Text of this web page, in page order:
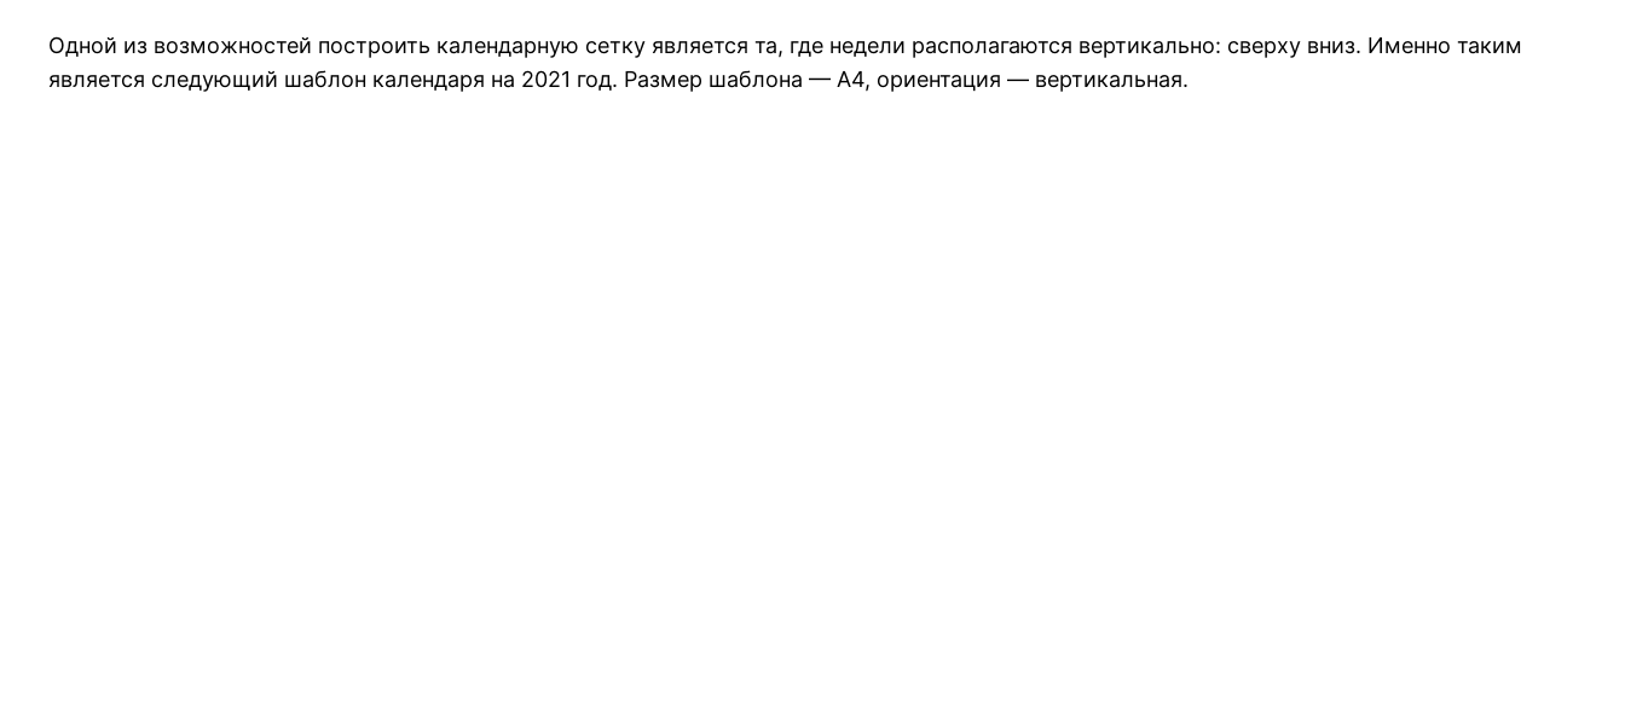
Одной из возможностей построить календарную сетку является та, где недели располагаются вертикально: сверху вниз. Именно таким
является следующий шаблон календаря на 2021 год. Размер шаблона — А4, ориентация — вертикальная.